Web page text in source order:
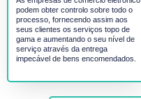
podem obter controlo sobre todo o
processo, fornecendo assim aos
seus clientes os serviços topo de
gama e aumentando o seu nível de
serviço através da entrega
impecável de bens encomendados.